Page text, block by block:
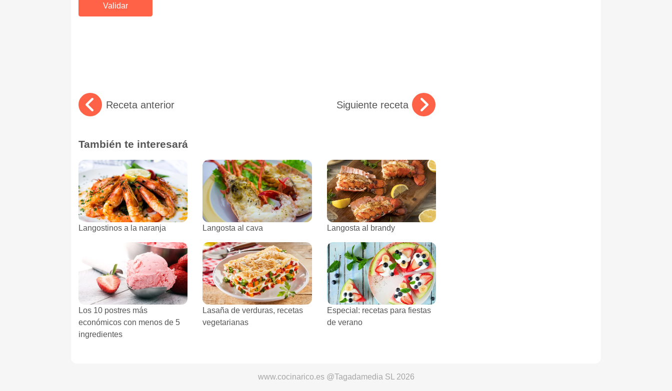
Receta anterior Siguiente receta
También te interesará
Langostinos a la naranja Langosta al cava Langosta al brandy
Los 10 postres más
económicos con menos de 5
ingredientes
Lasaña de verduras, recetas
vegetarianas
Especial: recetas para fiestas
de verano
www.cocinarico.es @Tagadamedia SL 2026